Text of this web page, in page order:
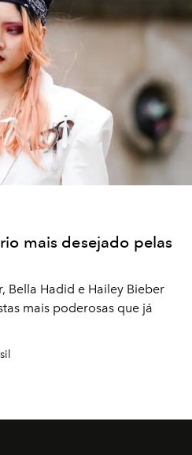
mais desejado pelas
Bella Hadid e Hailey Bieber
mais poderosas que já